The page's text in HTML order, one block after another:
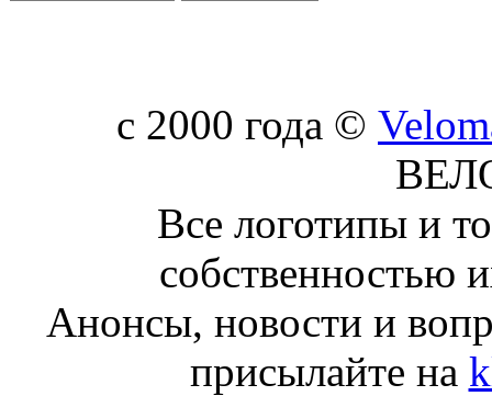
c 2000 года ©
Все логотипы и
собственностью
Анонсы, новости и
присылайте на